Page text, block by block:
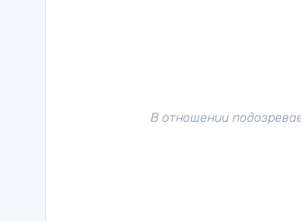
В отношении